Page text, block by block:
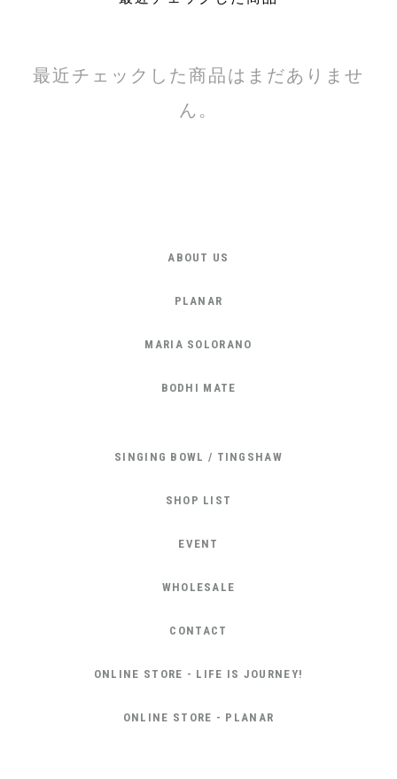
最近チェックした商品はまだありませ
ん。
ABOUT US
PLANAR
MARIA SOLORANO
BODHI MATE
SINGING BOWL / TINGSHAW
SHOP LIST
EVENT
WHOLESALE
CONTACT
ONLINE STORE - LIFE IS JOURNEY!
ONLINE STORE - PLANAR